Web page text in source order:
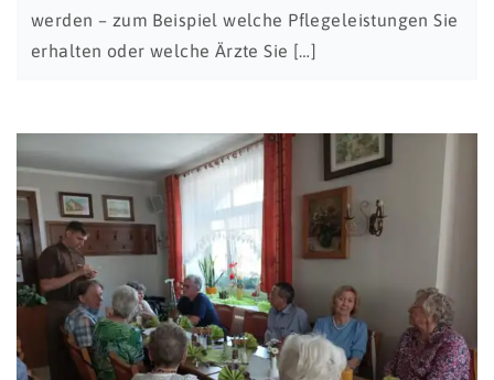
werden – zum Beispiel welche Pflegeleistungen Sie
erhalten oder welche Ärzte Sie […]